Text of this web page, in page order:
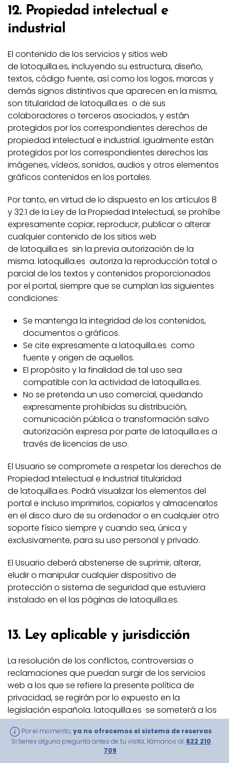
12. Propiedad intelectual e
industrial
El contenido de los servicios y sitios web
de latoquilla.es, incluyendo su estructura, diseño,
textos, código fuente, así como los logos, marcas y
demás signos distintivos que aparecen en la misma,
son titularidad de latoquilla.es o de sus
colaboradores o terceros asociados, y están
protegidos por los correspondientes derechos de
propiedad intelectual e industrial. Igualmente están
protegidos por los correspondientes derechos las
imágenes, vídeos, sonidos, audios y otros elementos
gráficos contenidos en los portales.
Por tanto, en virtud de lo dispuesto en los artículos 8
y 32.1 de la Ley de la Propiedad Intelectual, se prohíbe
expresamente copiar, reproducir, publicar o alterar
cualquier contenido de los sitios web
de latoquilla.es sin la previa autorización de la
misma. latoquilla.es autoriza la reproducción total o
parcial de los textos y contenidos proporcionados
por el portal, siempre que se cumplan las siguientes
condiciones:
Se mantenga la integridad de los contenidos,
documentos o gráficos.
Se cite expresamente a latoquilla.es como
fuente y origen de aquellos.
El propósito y la finalidad de tal uso sea
compatible con la actividad de latoquilla.es.
No se pretenda un uso comercial, quedando
expresamente prohibidas su distribución,
comunicación pública o transformación salvo
autorización expresa por parte de latoquilla.es a
través de licencias de uso.
El Usuario se compromete a respetar los derechos de
Propiedad Intelectual e Industrial titularidad
de latoquilla.es. Podrá visualizar los elementos del
portal e incluso imprimirlos, copiarlos y almacenarlos
en el disco duro de su ordenador o en cualquier otro
soporte físico siempre y cuando sea, única y
exclusivamente, para su uso personal y privado.
El Usuario deberá abstenerse de suprimir, alterar,
eludir o manipular cualquier dispositivo de
protección o sistema de seguridad que estuviera
instalado en el las páginas de latoquilla.es.
13. Ley aplicable y jurisdicción
La resolución de los conflictos, controversias o
reclamaciones que puedan surgir de los servicios
web a los que se refiere la presente política de
privacidad, se regirán por lo expuesto en la
legislación española. latoquilla.es se someterá a los
Jueces, Tribunales y jurisprudencia de La Región de
Murcia (España), salvo que se acuerde lo contrario
con el consumidor/usuario.
Por el momento,ya no ofrecemos el sistema de reservas.
Si tienes alguna pregunta antes de tu visita, llámanos al: 622 210
709